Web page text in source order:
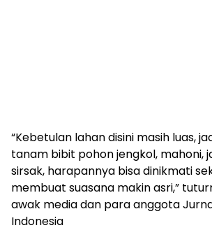
“Kebetulan lahan disini masih luas,
tanam bibit pohon jengkol, mahoni,
sirsak, harapannya bisa dinikmati
membuat suasana makin asri,”
awak media dan para anggota
Indonesia